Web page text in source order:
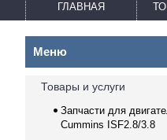
ГЛАВНАЯ
Товары и услуги
Запчасти для
Cummins ISF2.8/3.8